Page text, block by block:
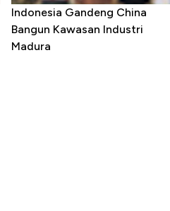
Indonesia Gandeng China
Bangun Kawasan Industri
Madura